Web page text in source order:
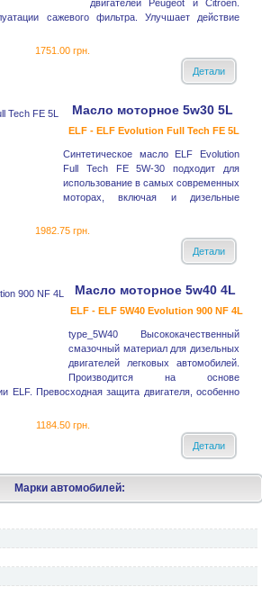
Марки автомобилей:
двигателей Peugeot и Citroёn.
сажевого фильтра. Улучшает действие
1751.00 грн.
Детали
Масло моторное 5w30 5L
ELF - ELF Evolution Full Tech FE 5L
Синтетическое масло ELF Evolution
Full Tech FE 5W-30 подходит для
использование в самых современных
моторах, включая и дизельные
1982.75 грн.
Детали
Масло моторное 5w40 4L
ELF - ELF 5W40 Evolution 900 NF 4L
type_5W40 Высококачественный
смазочный материал для дизельных
двигателей легковых автомобилей.
Производится на основе
ELF. Превосходная защита двигателя, особенно
1184.50 грн.
Детали